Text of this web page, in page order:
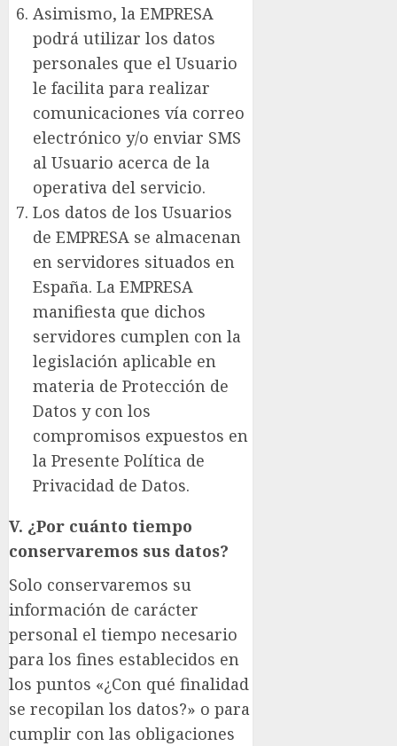
Asimismo, la EMPRESA
podrá utilizar los datos
personales que el Usuario
le facilita para realizar
comunicaciones vía correo
electrónico y/o enviar SMS
al Usuario acerca de la
operativa del servicio.
Los datos de los Usuarios
de EMPRESA se almacenan
en servidores situados en
España. La EMPRESA
manifiesta que dichos
servidores cumplen con la
legislación aplicable en
materia de Protección de
Datos y con los
compromisos expuestos en
la Presente Política de
Privacidad de Datos.
V. ¿Por cuánto tiempo
conservaremos sus datos?
Solo conservaremos su
información de carácter
personal el tiempo necesario
para los fines establecidos en
los puntos «¿Con qué finalidad
se recopilan los datos?» o para
cumplir con las obligaciones